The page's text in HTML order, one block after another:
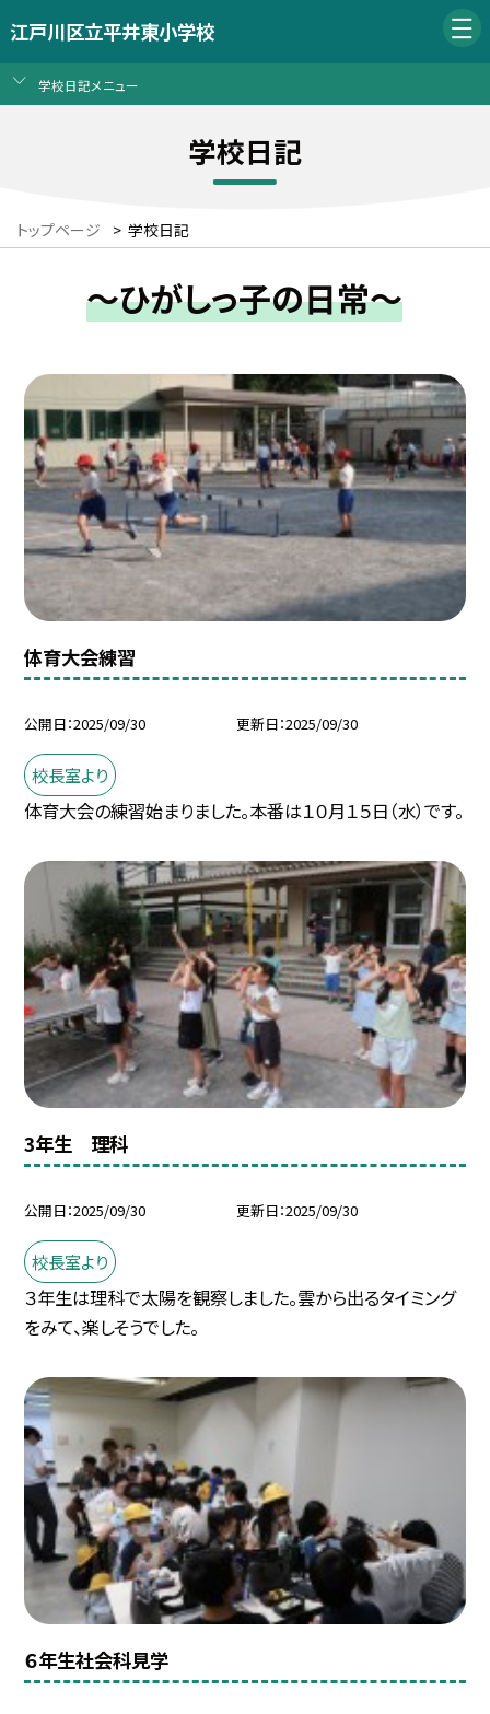
江戸川区立平井東小学校
学校日記メニュー
学校日記
トップページ > 学校日記
～ひがしっ子の日常～
体育大会練習
公開日 2025/09/30 更新日 2025/09/30
校長室より
体育大会の練習始まりました。本番は１０月１５日（水）です。
3年生 理科
公開日 2025/09/30 更新日 2025/09/30
校長室より
３年生は理科で太陽を観察しました。雲から出るタイミング
をみて、楽しそうでした。
６年生社会科見学